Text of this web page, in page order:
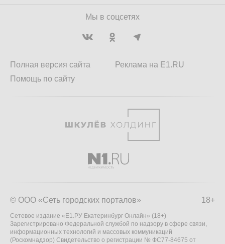
Мы в соцсетях
Полная версия сайта
Помощь по сайту
Реклама на E1.RU
18+
© ООО «Сеть городских порталов»
Сетевое издание «Е1.РУ Екатеринбург Онлайн» (18+)
Зарегистрировано Федеральной службой по надзору в сфере связи,
информационных технологий и массовых коммуникаций
(Роскомнадзор) Свидетельство о регистрации № ФС77-84675 от